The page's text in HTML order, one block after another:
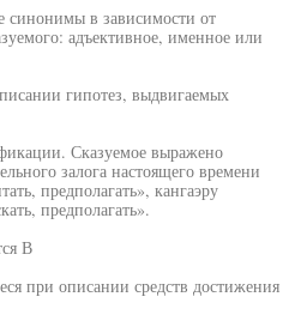
синонимы в зависимости от
адъективное, именное или
гипотез, выдвигаемых
Сказуемое выражено
залога настоящего времени
предполагать», кангаэру
предполагать».
В
при описании средств достижения